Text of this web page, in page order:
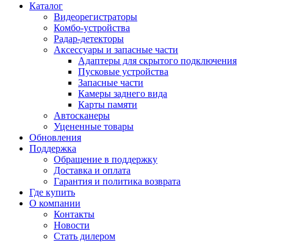
Каталог
Видеорегистраторы
Комбо-устройства
Радар-детекторы
Аксессуары и запасные части
Адаптеры для скрытого подключения
Пусковые устройства
Запасные части
Камеры заднего вида
Карты памяти
Автосканеры
Уцененные товары
Обновления
Поддержка
Обращение в поддержку
Доставка и оплата
Гарантия и политика возврата
Где купить
О компании
Контакты
Новости
Стать дилером